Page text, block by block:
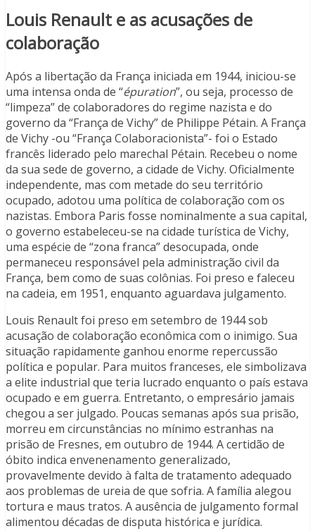
Louis Renault e as acusações de
colaboração
Após a libertação da França iniciada em 1944, iniciou-se
uma intensa onda de “épuration”, ou seja, processo de
“limpeza” de colaboradores do regime nazista e do
governo da “França de Vichy” de Philippe Pétain. A França
de Vichy -ou “França Colaboracionista”- foi o Estado
francês liderado pelo marechal Pétain. Recebeu o nome
da sua sede de governo, a cidade de Vichy. Oficialmente
independente, mas com metade do seu território
ocupado, adotou uma política de colaboração com os
nazistas. Embora Paris fosse nominalmente a sua capital,
o governo estabeleceu-se na cidade turística de Vichy,
uma espécie de “zona franca” desocupada, onde
permaneceu responsável pela administração civil da
França, bem como de suas colônias. Foi preso e faleceu
na cadeia, em 1951, enquanto aguardava julgamento.
Louis Renault foi preso em setembro de 1944 sob
acusação de colaboração econômica com o inimigo. Sua
situação rapidamente ganhou enorme repercussão
política e popular. Para muitos franceses, ele simbolizava
a elite industrial que teria lucrado enquanto o país estava
ocupado e em guerra. Entretanto, o empresário jamais
chegou a ser julgado. Poucas semanas após sua prisão,
morreu em circunstâncias no mínimo estranhas na
prisão de Fresnes, em outubro de 1944. A certidão de
óbito indica envenenamento generalizado,
provavelmente devido à falta de tratamento adequado
aos problemas de ureia de que sofria. A família alegou
tortura e maus tratos. A ausência de julgamento formal
alimentou décadas de disputa histórica e jurídica.